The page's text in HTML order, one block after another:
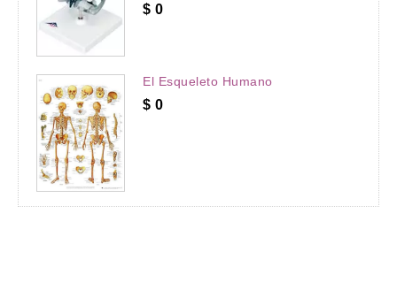
$ 0
El Esqueleto Humano
$ 0